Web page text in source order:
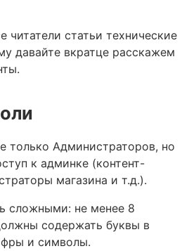
читатели статьи технические
давайте вкратце расскажем
только Администраторов, но
к админке (контент-
магазина и т.д.).
сложными: не менее 8
содержать буквы в
и символы.